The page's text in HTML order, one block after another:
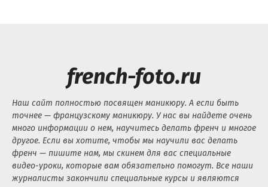
french-foto.ru
Наш сайт полностью посвящен маникюру. А если быть
точнее — французскому маникюру. У нас вы найдете очень
много информации о нем, научитесь делать френч и многое
другое. Если вы хотите, чтобы мы научили вас делать
френч — пишите нам, мы скинем для вас специальные
видео-уроки, которые вам обязательно помогут. Все наши
журналисты закончили специальные курсы и являются